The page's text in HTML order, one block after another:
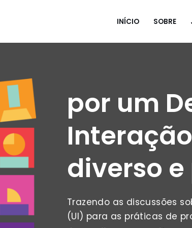
INÍCIO SOBRE
por um
diverso
Trazendo as discussões
(UI) para as práticas de